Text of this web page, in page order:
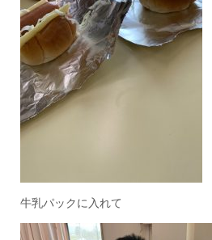
牛乳パックに入れて